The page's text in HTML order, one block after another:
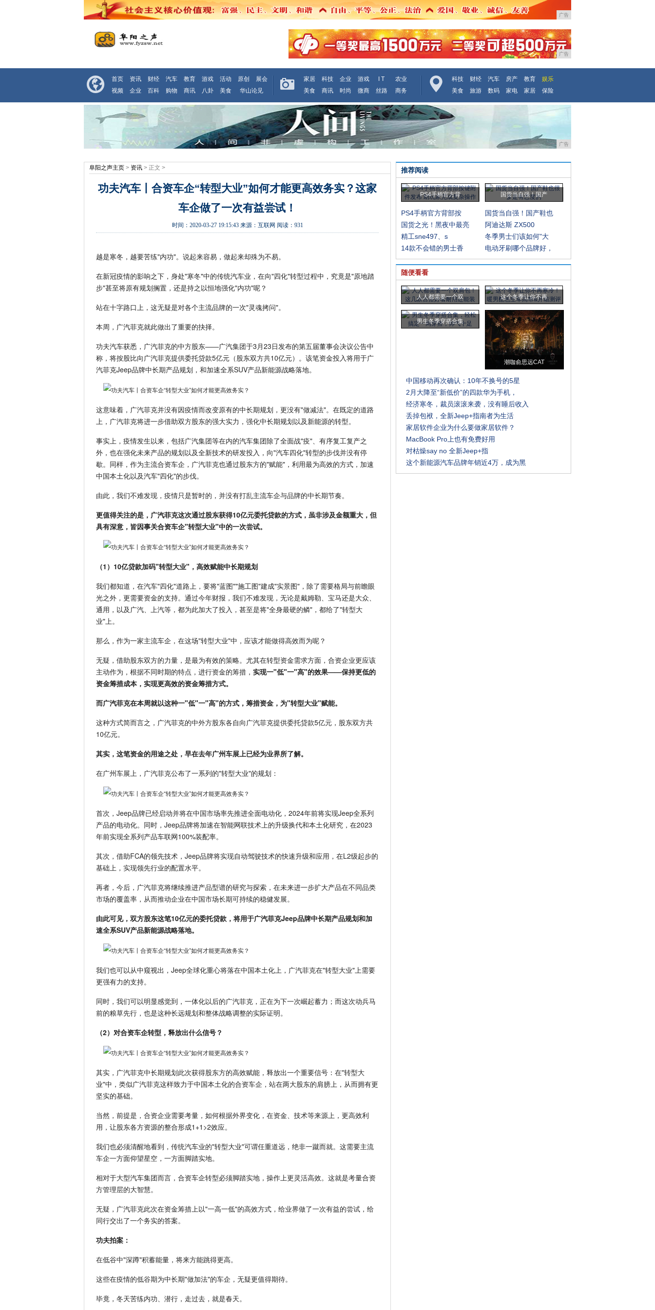
广告
广告
首页 资讯 财经 汽车 教育 游戏 活动 原创
展会
视频
企业 百科 购物 商讯 八卦 美食 华山论见
家居 科技 企业 游戏 I T
农业
美食
商讯 时尚 微商 丝路 商务
科技 财经 汽车 房产 教育
娱乐
美食
旅游 数码 家电 家居 保险
广告
阜阳之声主页 > 资讯 > 正文 >
功夫汽车丨合资车企“转型大业”如何才能更高效务实？这家
车企做了一次有益尝试！
时间： 2020-03-27 19:15:43来源： 互联网 阅读：931
越是寒冬，越要苦练"内功"。说起来容易，做起来却殊为不易。
在新冠疫情的影响之下，身处"寒冬"中的传统汽车业，在向"四化"转型过程中，究竟是"原地踏
步"甚至将原有规划搁置，还是持之以恒地强化"内功"呢？
站在十字路口上，这无疑是对各个主流品牌的一次"灵魂拷问"。
本周，广汽菲克就此做出了重要的抉择。
功夫汽车获悉，广汽菲克的中方股东——广汽集团于3月23日发布的第五届董事会决议公告中
称，将按股比向广汽菲克提供委托贷款5亿元（股东双方共10亿元）。该笔资金投入将用于广
汽菲克Jeep品牌中长期产品规划，和加速全系SUV产品新能源战略落地。
这意味着，广汽菲克并没有因疫情而改变原有的中长期规划，更没有"做减法"。在既定的道路
上，广汽菲克将进一步借助双方股东的强大实力，强化中长期规划以及新能源的转型。
事实上，疫情发生以来，包括广汽集团等在内的汽车集团除了全面战"疫"、有序复工复产之
外，也在强化未来产品的规划以及全新技术的研发投入，向"汽车四化"转型的步伐并没有停
歇。同样，作为主流合资车企，广汽菲克也通过股东方的"赋能"，利用最为高效的方式，加速
中国本土化以及汽车"四化"的步伐。
由此，我们不难发现，疫情只是暂时的，并没有打乱主流车企与品牌的中长期节奏。
更值得关注的是，广汽菲克这次通过股东获得10亿元委托贷款的方式，虽非涉及金额重大，但
具有深意，皆因事关合资车企"转型大业"中的一次尝试。
（1）10亿贷款加码"转型大业"，高效赋能中长期规划
我们都知道，在汽车"四化"道路上，要将"蓝图""施工图"建成"实景图"，除了需要格局与前瞻眼
光之外，更需要资金的支持。通过今年财报，我们不难发现，无论是戴姆勒、宝马还是大众、
通用，以及广汽、上汽等，都为此加大了投入，甚至是将"全身最硬的鳞"，都给了"转型大
业"上。
那么，作为一家主流车企，在这场"转型大业"中，应该才能做得高效而为呢？
无疑，借助股东双方的力量，是最为有效的策略。尤其在转型资金需求方面，合资企业更应该
主动作为，根据不同时期的特点，进行资金的筹措， 实现一"低"一"高"的效果——保持更低的
资金筹措成本，实现更高效的资金筹措方式。
而广汽菲克在本周就以这种一"低"一"高"的方式，筹措资金，为"转型大业"赋能。
这种方式简而言之，广汽菲克的中外方股东各自向广汽菲克提供委托贷款5亿元，股东双方共
10亿元。
其实，这笔资金的用途之处，早在去年广州车展上已经为业界所了解。
在广州车展上，广汽菲克公布了一系列的"转型大业"的规划：
首次，Jeep品牌已经启动并将在中国市场率先推进全面电动化，2024年前将实现Jeep全系列
产品的电动化。同时，Jeep品牌将加速在智能网联技术上的升级换代和本土化研究，在2023
年前实现全系列产品车联网100%装配率。
其次，借助FCA的领先技术，Jeep品牌将实现自动驾驶技术的快速升级和应用，在L2级起步的
基础上，实现领先行业的配置水平。
再者，今后，广汽菲克将继续推进产品型谱的研究与探索，在未来进一步扩大产品在不同品类
市场的覆盖率，从而推动企业在中国市场长期可持续的稳健发展。
由此可见，双方股东这笔10亿元的委托贷款，将用于广汽菲克Jeep品牌中长期产品规划和加
速全系SUV产品新能源战略落地。
我们也可以从中窥视出，Jeep全球化重心将落在中国本土化上，广汽菲克在"转型大业"上需要
更强有力的支持。
同时，我们可以明显感觉到，一体化以后的广汽菲克，正在为下一次崛起蓄力；而这次动兵马
前的粮草先行，也是这种长远规划和整体战略调整的实际证明。
（2）对合资车企转型，释放出什么信号？
其实，广汽菲克中长期规划此次获得股东方的高效赋能，释放出一个重要信号：在"转型大
业"中，类似广汽菲克这样致力于中国本土化的合资车企，站在两大股东的肩膀上，从而拥有更
坚实的基础。
当然，前提是，合资企业需要考量，如何根据外界变化，在资金、技术等来源上，更高效利
用，让股东各方资源的整合形成1+1>2效应。
我们也必须清醒地看到，传统汽车业的"转型大业"可谓任重道远，绝非一蹴而就。这需要主流
车企一方面仰望星空，一方面脚踏实地。
相对于大型汽车集团而言，合资车企转型必须脚踏实地，操作上更灵活高效。这就是考量合资
方管理层的大智慧。
无疑，广汽菲克此次在资金筹措上以"一高一低"的高效方式，给业界做了一次有益的尝试，给
同行交出了一个务实的答案。
功夫拍案：
在低谷中"深蹲"积蓄能量，将来方能跳得更高。
这些在疫情的低谷期为中长期"做加法"的车企，无疑更值得期待。
毕竟，冬天苦练内功、潜行，走过去，就是春天。
推荐阅读
PS4手柄官方背 国货当自强！国产
PS4手柄官方背部按
国货当自强！国产鞋也
国货之光！黑夜中最亮
阿迪达斯 ZX500
精工sne497、s
冬季男士们该如何"大
14款不会错的男士香
电动牙刷哪个品牌好，
随便看看
人人都需要一个双 这个冬季让你不再
男生冬季穿搭合集
潮咖俞思远CAT
中国移动再次确认：10年不换号的5星
2月大降至“新低价”的四款华为手机，
经济寒冬，裁员滚滚来袭，没有睡后收入
丢掉包袱，全新Jeep+指南者为生活
家居软件企业为什么要做家居软件？
MacBook Pro上也有免费好用
对枯燥say no 全新Jeep+指
这个新能源汽车品牌年销近4万，成为黑